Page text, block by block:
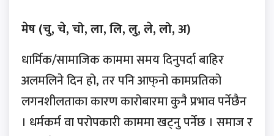
मेष (चु, चे, चो, ला, लि, लु, ले, लो, अ)
धार्मिक/सामाजिक काममा समय दिनुपर्दा बाहिर
अलमलिने दिन हो, तर पनि आफ्‌नो कामप्रतिको
लगनशीलताका कारण कारोबारमा कुनै प्रभाव पर्नेछैन
। धर्मकर्म वा परोपकारी काममा खट्नु पर्नेछ । समाज र